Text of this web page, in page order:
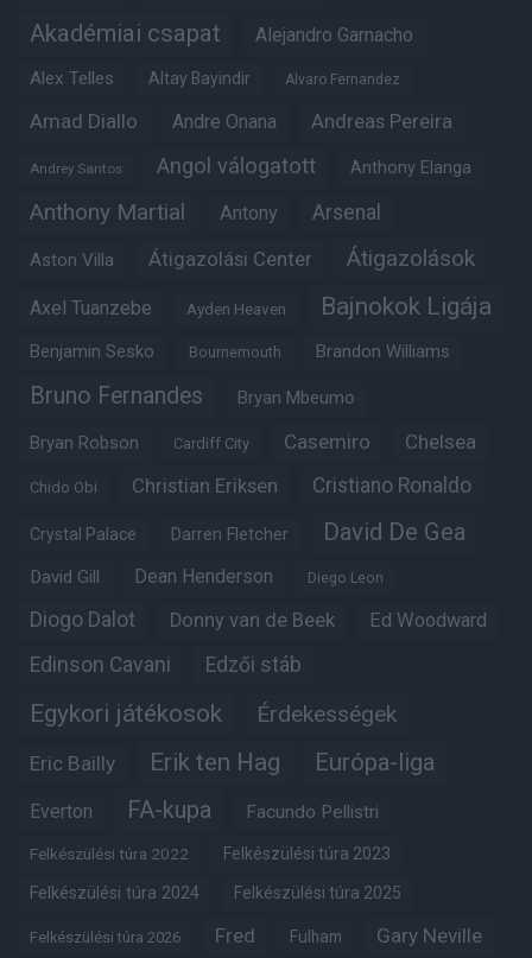
Akadémiai csapat Alejandro Garnacho
Alex Telles Altay Bayindir Alvaro Fernandez
Amad Diallo Andre Onana Andreas Pereira
Andrey Santos Angol válogatott Anthony Elanga
Anthony Martial Antony Arsenal
Aston Villa Átigazolási Center Átigazolások
Axel Tuanzebe Ayden Heaven Bajnokok Ligája
Benjamin Sesko Bournemouth Brandon Williams
Bruno Fernandes Bryan Mbeumo
Bryan Robson Cardiff City Casemiro Chelsea
Chido Obi Christian Eriksen Cristiano Ronaldo
Crystal Palace Darren Fletcher David De Gea
David Gill Dean Henderson Diego Leon
Diogo Dalot Donny van de Beek Ed Woodward
Edinson Cavani Edzői stáb
Egykori játékosok Érdekességek
Eric Bailly Erik ten Hag Európa-liga
Everton FA-kupa Facundo Pellistri
Felkészülési túra 2022 Felkészülési túra 2023
Felkészülési túra 2024 Felkészülési túra 2025
Felkészülési túra 2026 Fred Fulham Gary Neville